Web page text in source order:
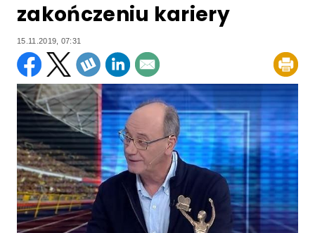
zakończeniu kariery
15.11.2019, 07:31